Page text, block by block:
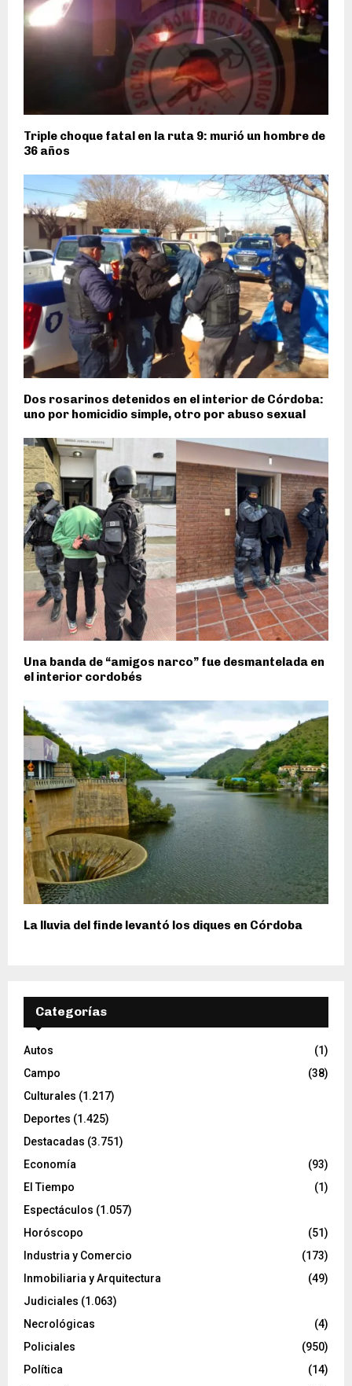
Triple choque fatal en la ruta 9: murió un hombre de
36 años
Dos rosarinos detenidos en el interior de Córdoba:
uno por homicidio simple, otro por abuso sexual
Una banda de “amigos narco” fue desmantelada en
el interior cordobés
La lluvia del finde levantó los diques en Córdoba
Categorías
Autos
(1)
Campo
(38)
Culturales (1.217)
Deportes (1.425)
Destacadas (3.751)
Economía
(93)
El Tiempo
(1)
Espectáculos (1.057)
Horóscopo
(51)
Industria y Comercio
(173)
Inmobiliaria y Arquitectura
(49)
Judiciales (1.063)
Necrológicas
(4)
Policiales
(950)
Política
(14)